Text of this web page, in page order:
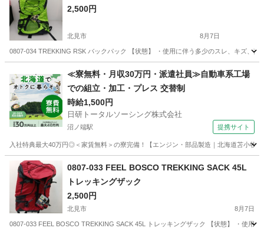
2,500円
北見市 8月7日
0807-034 TREKKING RSK バックパック 【状態】 ・使用に伴う多少のスレ、キズ、
その他 バックパック
≪寮無料・月収30万円・派遣社員≫自動車系工場
での組立・加工・プレス 交替制
時給1,500円
日研トータルソーシング株式会社
沼ノ端駅 提携サイト
入社特典最大40万円◎＜家賃無料＞の寮完備！【エンジン・部品製造｜北海道苫小牧
北海道 苫小牧市0807-033 FEEL BOSCO TREKKING SACK 45L
トレッキングザック
2,500円
北見市 8月7日
0807-033 FEEL BOSCO TREKKING SACK 45L トレッキングザック 【状態】 ・使用